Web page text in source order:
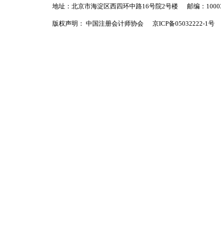
地址：北京市海淀区西四环中路16号院2号楼 邮编：
版权声明： 中国注册会计师协会 京ICP备05032222-1号